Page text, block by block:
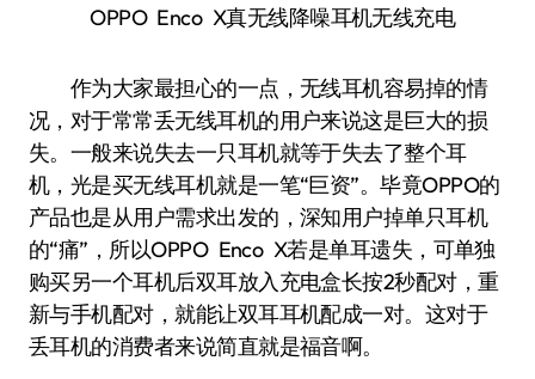
OPPO Enco X真无线降噪耳机无线充电
作为大家最担心的一点，无线耳机容易掉的情
况，对于常常丢无线耳机的用户来说这是巨大的损
失。一般来说失去一只耳机就等于失去了整个耳
机，光是买无线耳机就是一笔“巨资”。毕竟OPPO的
产品也是从用户需求出发的，深知用户掉单只耳机
的“痛”，所以OPPO Enco X若是单耳遗失，可单独
购买另一个耳机后双耳放入充电盒长按2秒配对，重
新与手机配对，就能让双耳耳机配成一对。这对于
丢耳机的消费者来说简直就是福音啊。